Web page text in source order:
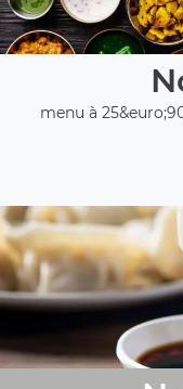
menu à